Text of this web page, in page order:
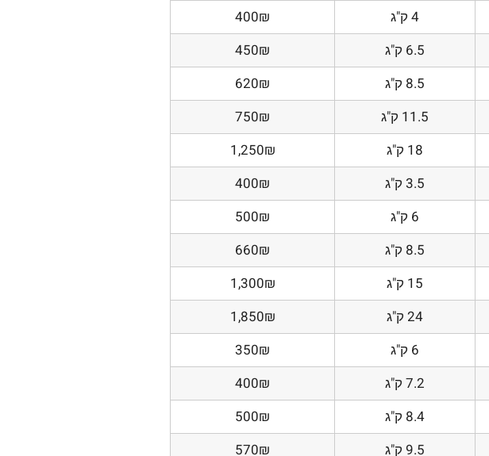
4 ק"ג
400₪
6.5 ק"ג
450₪
8.5 ק"ג
620₪
11.5 ק"ג
750₪
18 ק"ג
1,250₪
3.5 ק"ג
400₪
6 ק"ג
500₪
8.5 ק"ג
660₪
15 ק"ג
1,300₪
24 ק"ג
1,850₪
6 ק"ג
350₪
7.2 ק"ג
400₪
8.4 ק"ג
500₪
9.5 ק"ג 570₪